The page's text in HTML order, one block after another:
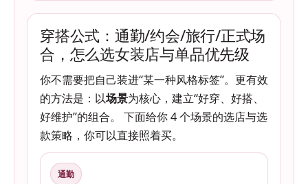
穿搭公式：通勤/约会/旅行/正式场
合，怎么选女装店与单品优先级
你不需要把自己装进“某一种风格标签”。更有效
的方法是：以场景为核心，建立“好穿、好搭、
好维护”的组合。 下面给你 4 个场景的选店与选
款策略，你可以直接照着买。
通勤